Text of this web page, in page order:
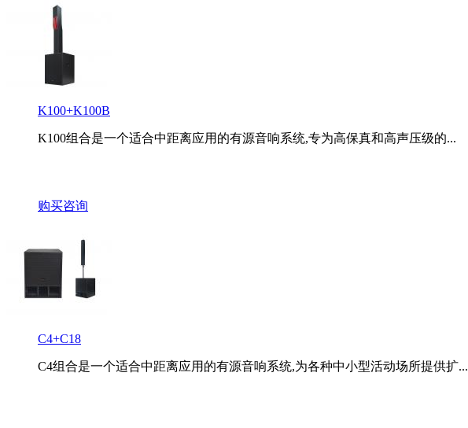
K100+K100B
K100组合是一个适合中距离应用的有源音响系统,专为高保真和高声压级的...
购买咨询
C4+C18
C4组合是一个适合中距离应用的有源音响系统,为各种中小型活动场所提供扩...